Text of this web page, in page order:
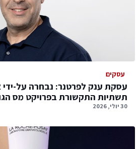
עסקים
עסקת ענק לפרטנר: נבחרה על-
תשתיות התקשורת בפרויקט מס
30 יולי, 2026